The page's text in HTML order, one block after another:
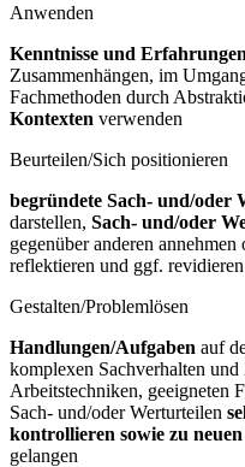
Anwenden
Kenntnisse und Erfahrungen
Zusammenhängen, im
Fachmethoden durch
Kontexten verwenden
Beurteilen/Sich positionieren
begründete Sach- und/oder
darstellen, Sach- und/oder
gegenüber anderen
reflektieren und ggf. revidieren
Gestalten/Problemlösen
Handlungen/Aufgaben auf
komplexen Sachverhalten
Arbeitstechniken, geeigneten
Sach- und/oder Werturteilen
kontrollieren sowie zu
gelangen